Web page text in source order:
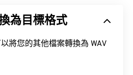
檔案？
用作業系統預設的視訊播放器
成果。 WAV 檔案比
和
為目標格式
您的其他檔案轉換為 WAV